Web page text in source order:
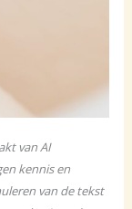
van AI
kennis en
van de tekst